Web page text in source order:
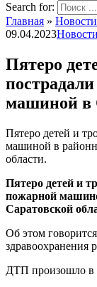
Search for:
Главная » Новости
09.04.2023Новости
Пятеро
машиной в
Пятеро детей и
машиной в
области.
Пятеро детей и
пожарной
Саратовской
Об этом
здравоохранения
ДТП произошло в